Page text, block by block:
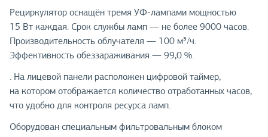
Рециркулятор оснащён тремя УФ-лампами мощностью
15 Вт каждая. Срок службы ламп — не более 9000 часов.
Производительность облучателя — 100 м³/ч.
Эффективность обеззараживания — 99,0 %.
. На лицевой панели расположен цифровой таймер,
на котором отображается количество отработанных часов,
что удобно для контроля ресурса ламп.
Оборудован специальным фильтровальным блоком